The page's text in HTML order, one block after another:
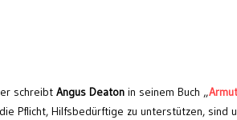
schreibt Angus Deaton in seinem Buch „
Pflicht, Hilfsbedürftige zu unterstützen, sind